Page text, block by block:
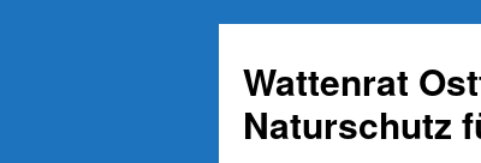
springen
Wattenrat
Naturschutz